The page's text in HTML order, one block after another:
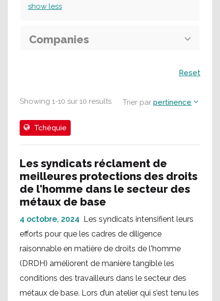
Showing 1-10 sur 10 results Trier par pertinence
Tchéquie
Les syndicats réclament de
meilleures protections des droits
de l'homme dans le secteur des
métaux de base
4 octobre, 2024 Les syndicats intensifient leurs
efforts pour que les cadres de diligence
raisonnable en matière de droits de l'homme
(DRDH) améliorent de manière tangible les
conditions des travailleurs dans le secteur des
métaux de base. Lors d’un atelier qui s’est tenu les
show less
Companies
Reset